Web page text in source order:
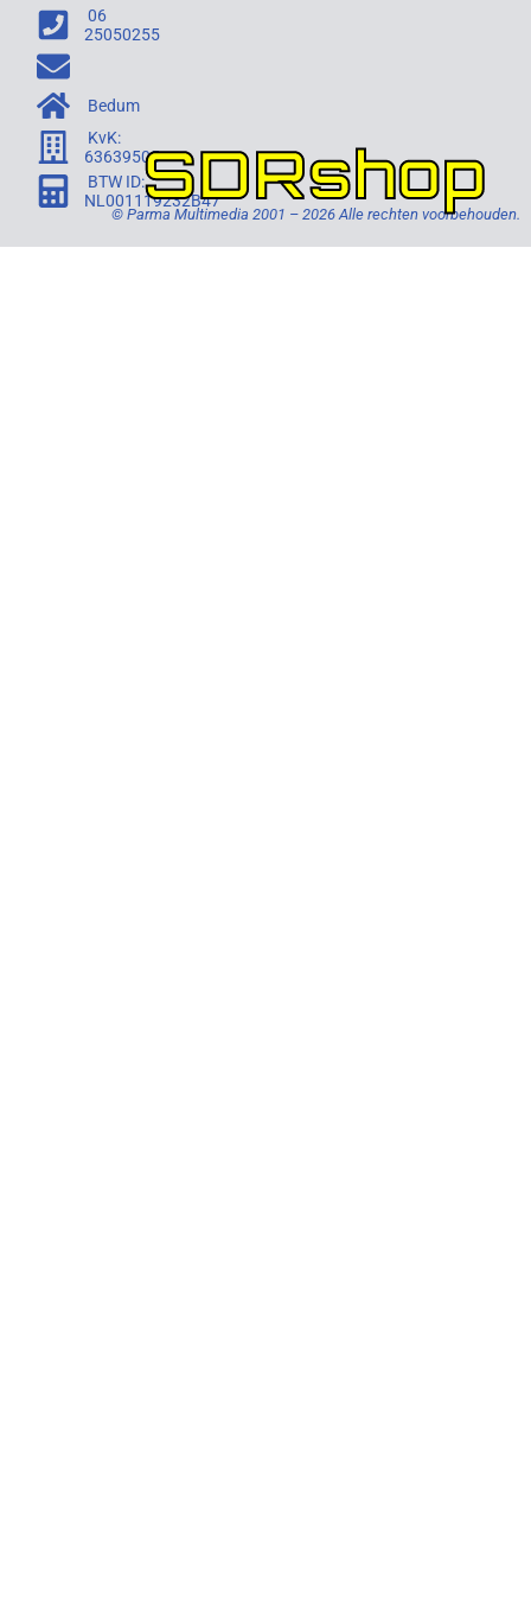
06
25050255
Bedum
KvK:
63639505
BTW ID:
NL001119232B47
© Parma Multimedia 2001 – 2026 Alle rechten voorbehouden.
SDRshop